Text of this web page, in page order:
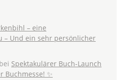
– eine
– Und ein sehr persönlicher
bei Spektakulärer Buch-Launch
Buchmesse! ✨